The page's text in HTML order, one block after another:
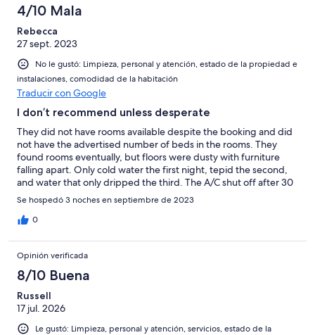
4/10 Mala
Rebecca
27 sept. 2023
No le gustó: Limpieza, personal y atención, estado de la propiedad e
instalaciones, comodidad de la habitación
Traducir con Google
I don’t recommend unless desperate
They did not have rooms available despite the booking and did
not have the advertised number of beds in the rooms. They
found rooms eventually, but floors were dusty with furniture
falling apart. Only cold water the first night, tepid the second,
and water that only dripped the third. The A/C shut off after 30
minutes no matter what setting was used, which they seemed
to know and did nothing about. Credit card machine was not
working, and they said they would try again on Monday.
ATM across the street to pull the full amount in the dark.
Cockroaches on the floor, pool was completely green and slimy,
no effort to maintain. They did not offer meals and did not
provide accurate advice on where and when we could get food
for the family on Sunday, when almost everything in town was
closed (I could have prepared if I’d known nothing was available
until 11:00).
Se hospedó 3 noches en septiembre de 2023
0
Opinión verificada
8/10 Buena
Russell
17 jul. 2026
Le gustó: Limpieza, personal y atención, servicios, estado de la